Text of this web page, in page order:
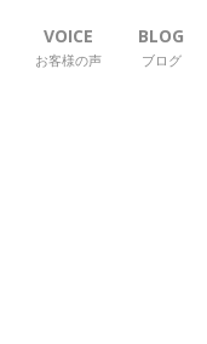
VOICE
お客様の声
BLOG
ブログ